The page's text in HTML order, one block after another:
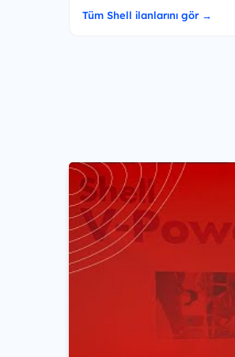
Tüm Shell ilanlarını gör →